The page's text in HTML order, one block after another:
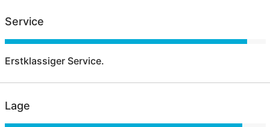
Service
Erstklassiger Service.
Lage